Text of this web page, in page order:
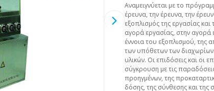
Αναμειγνύεται με το
έρευνα, την έρευνα, την
εξοπλισμός της εργασίας
αγορά εργασίας, στην αγορά
έννοια του εξοπλισμού, της
των υπόθετων των διαχωρίων.
υλικών. Οι επιδόσεις και οι
σύγκρουση με τις
προηγμένων, της
δόσης, της σύνθεσης και της